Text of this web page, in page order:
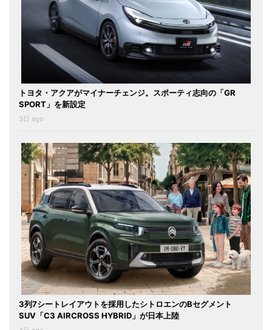
トヨタ・アクアがマイナーチェンジ。スポーティ志向の「GR
SPORT」を新設定
3日 ago
3列7シートレイアウトを採用したシトロエンのBセグメント
SUV「C3 AIRCROSS HYBRID」が日本上陸